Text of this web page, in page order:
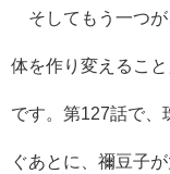
そしてもう一つが
体を作り変えるこ
です。第127話で、
ぐあとに、禰豆子